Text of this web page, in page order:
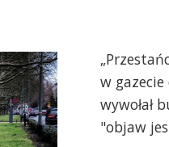
w
wywołał
"objaw